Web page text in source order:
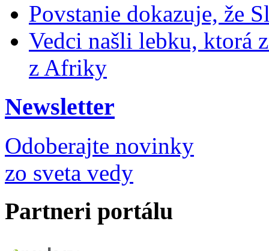
Povstanie dokazuje, že
Vedci našli lebku, ktorá
z Afriky
Newsletter
Odoberajte novinky
zo sveta vedy
Partneri portálu